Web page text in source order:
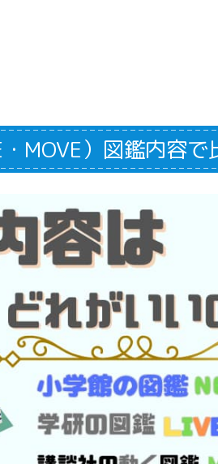
MOVE）図鑑内容で